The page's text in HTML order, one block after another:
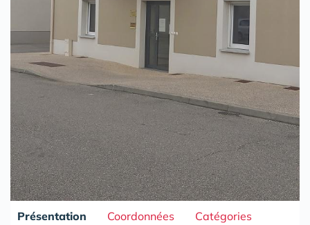
Présentation Coordonnées Catégories